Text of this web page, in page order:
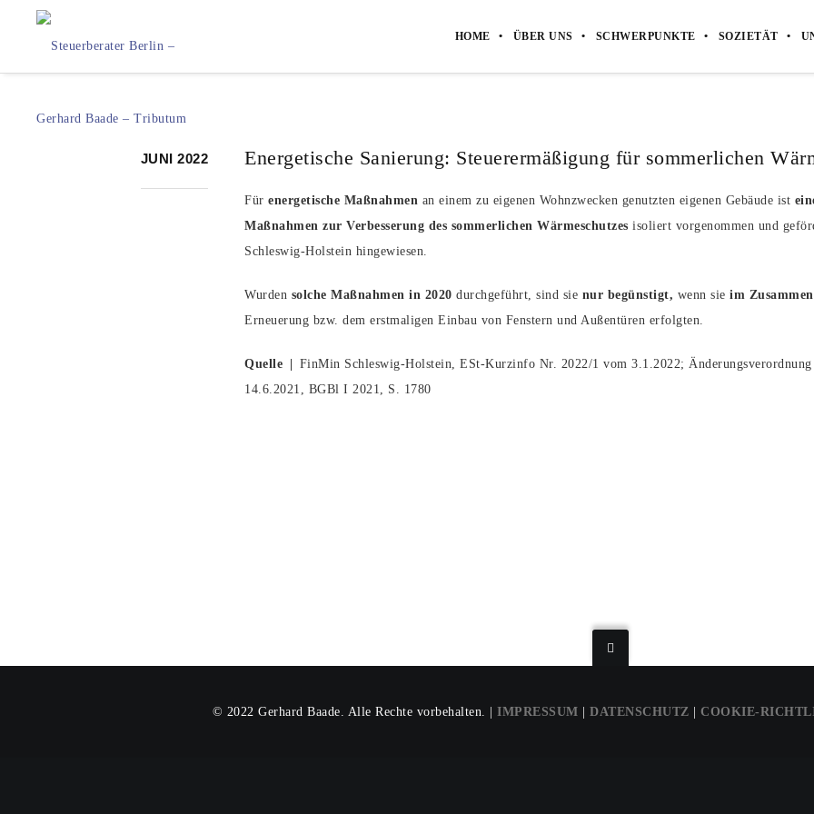
HOME ÜBER UNS SCHWERPUNKTE SOZIETÄT
JUNI 2022 Energetische Sanierung: Steuerermäßigung für sommerlichen
Für energetische Maßnahmen an einem zu eigenen Wohnzwecken genutzten eigenen Gebäude ist
Maßnahmen zur Verbesserung des sommerlichen Wärmeschutzes isoliert vorgenommen und
Schleswig-Holstein hingewiesen.
Wurden solche Maßnahmen in 2020 durchgeführt, sind sie nur begünstigt, wenn sie im
Erneuerung bzw. dem erstmaligen Einbau von Fenstern und Außentüren erfolgten.
Quelle |
FinMin Schleswig-Holstein, ESt-Kurzinfo Nr. 2022/1 vom 3.1.2022; Änderungsverordnung
14.6.2021, BGBl I 2021, S. 1780
© 2022 Gerhard Baade. Alle Rechte vorbehalten. | IMPRESSUM DATENSCHUTZ COOKIE-